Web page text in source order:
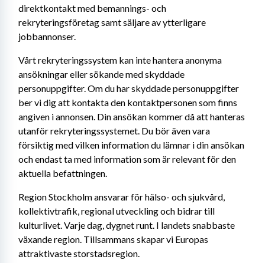
direktkontakt med bemannings- och
rekryteringsföretag samt säljare av ytterligare
jobbannonser.
Vårt rekryteringssystem kan inte hantera anonyma
ansökningar eller sökande med skyddade
personuppgifter. Om du har skyddade personuppgifter
ber vi dig att kontakta den kontaktpersonen som finns
angiven i annonsen. Din ansökan kommer då att hanteras
utanför rekryteringssystemet. Du bör även vara
försiktig med vilken information du lämnar i din ansökan
och endast ta med information som är relevant för den
aktuella befattningen.
Region Stockholm ansvarar för hälso- och sjukvård,
kollektivtrafik, regional utveckling och bidrar till
kulturlivet. Varje dag, dygnet runt. I landets snabbaste
växande region. Tillsammans skapar vi Europas
attraktivaste storstadsregion.